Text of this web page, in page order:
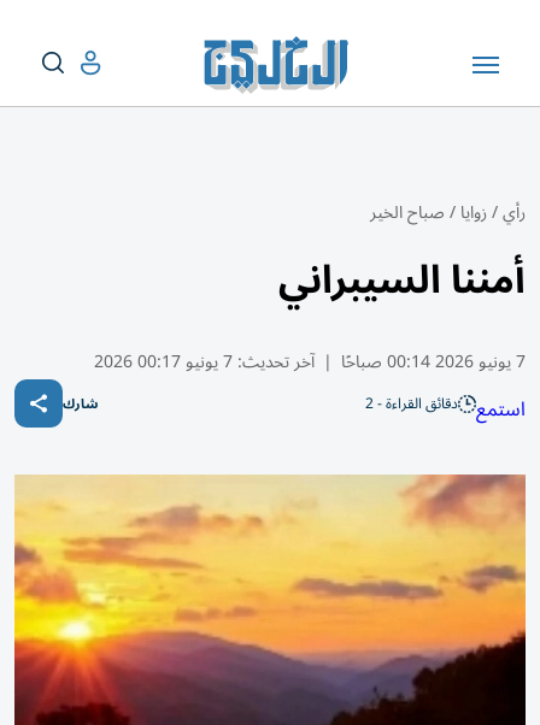
رأي/زوايا/صباح الخير
أمننا السيبراني
7 يونيو 2026 00:14 صباحًا | آخر تحديث:7 يونيو 00:17 2026
استمع دقائق القراءة - 2 شارك